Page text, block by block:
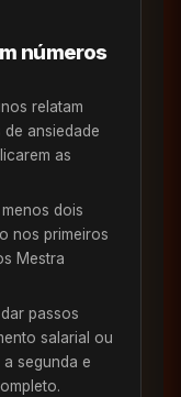
números
relatam
ansiedade
as
dois
nos primeiros
Mestra
passos
salarial ou
segunda e